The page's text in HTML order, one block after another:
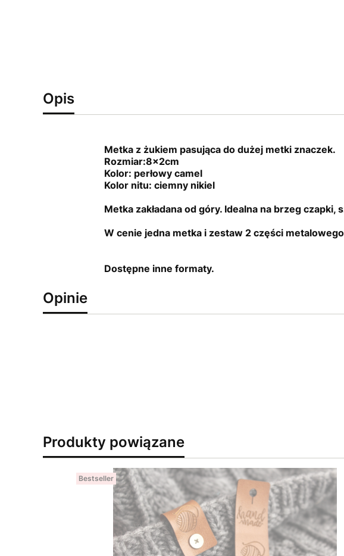
Opis
Metka z żukiem pasująca do dużej metki znaczek.
Rozmiar:8x2cm
Kolor: perłowy camel
Kolor nitu: ciemny nikiel
Metka zakładana od góry. Idealna na brzeg
W cenie jedna metka i zestaw 2 części
Dostępne inne formaty.
Opinie
Produkty powiązane
Bestseller